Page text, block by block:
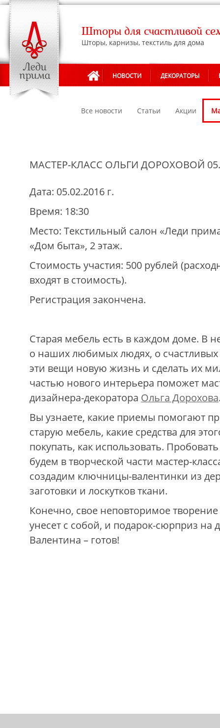
Шторы для счастливой
Шторы, карнизы, текстиль для дома
НОВОСТИ ДЕКОРАТОРЫ
Все новости Статьи Акции
МАСТЕР-КЛАСС ОЛЬГИ ДОРОХОВОЙ
Дата: 05.02.2016 г.
Время: 18:30
Место: Текстильный салон «Леди
«Дом быта», 2 этаж.
Стоимость участия: 500 рублей
входят в стоимость).
Регистрация закончена.
Старая мебель есть в каждом доме. В
о наших любимых людях, о счастливых
эти вещи новую жизнь и сделать их
частью нового интерьера поможет
дизайнера-декоратора Ольга Дорохова
Вы узнаете, какие приемы помогают
старую мебель, какие средства для
покупать, как использовать.
будем в творческой части мастер-
создадим ключницы-валентинки из
заготовки и лоскутков ткани.
Конечно, свое неповторимое
унесет с собой, и подарок-сюрприз на
Валентина – готов!